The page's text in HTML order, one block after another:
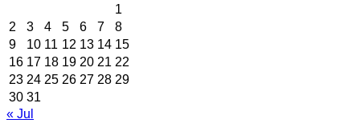
1
2
3 4 5 6 7
8
9
10 11 12 13 14 15
16 17 18 19 20 21 22
23 24 25 26 27 28 29
30 31
« Jul